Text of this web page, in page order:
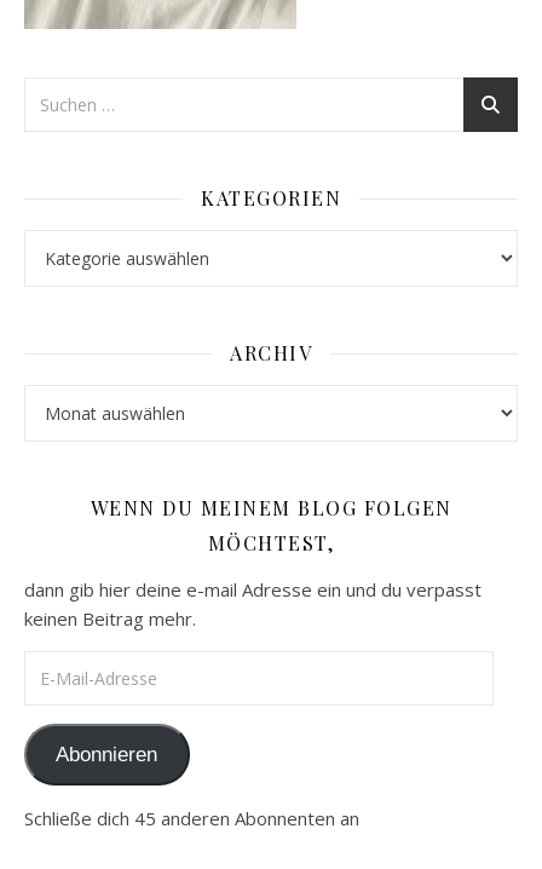
KATEGORIEN
ARCHIV
WENN DU MEINEM BLOG FOLGEN
MÖCHTEST,
dann gib hier deine e-mail Adresse ein und du verpasst
keinen Beitrag mehr.
Abonnieren
Schließe dich 45 anderen Abonnenten an